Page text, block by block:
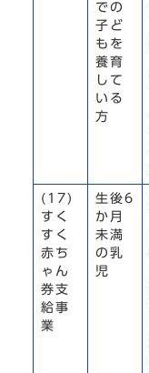
での
子ど
もを
養育
して
いる
方
(17)
すく
すく
赤ち
ゃん
券支
給事
業
生後6
か月
未満
の乳
児